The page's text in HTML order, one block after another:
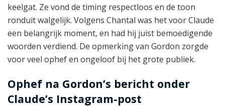
keelgat. Ze vond de timing respectloos en de toon
ronduit walgelijk. Volgens Chantal was het voor Claude
een belangrijk moment, en had hij juist bemoedigende
woorden verdiend. De opmerking van Gordon zorgde
voor veel ophef en ongeloof bij het grote publiek.
Ophef na Gordon’s bericht onder
Claude’s Instagram-post